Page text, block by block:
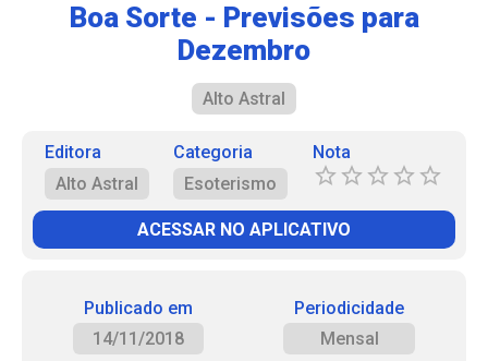
Boa Sorte - Previsões para
Dezembro
Alto Astral
Editora
Alto Astral
Categoria
Esoterismo
Nota
ACESSAR NO APLICATIVO
Publicado em
14/11/2018
Periodicidade
Mensal